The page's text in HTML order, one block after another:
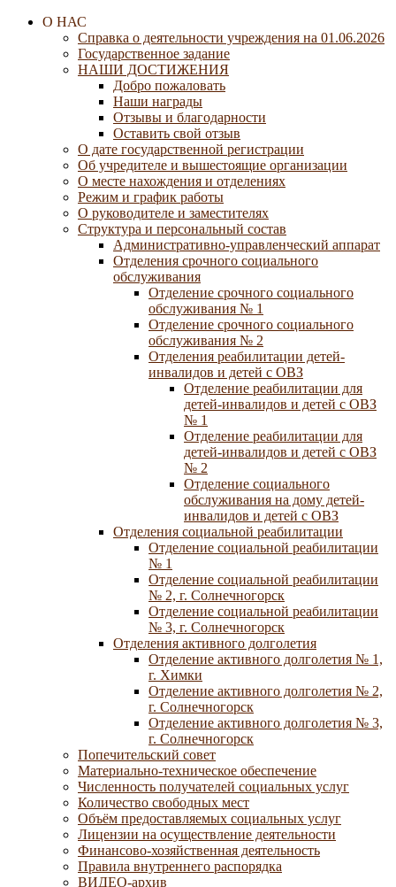
О НАС
Справка о деятельности учреждения на 01.06.2026
Государственное задание
НАШИ ДОСТИЖЕНИЯ
Добро пожаловать
Наши награды
Отзывы и благодарности
Оставить свой отзыв
О дате государственной регистрации
Об учредителе и вышестоящие организации
О месте нахождения и отделениях
Режим и график работы
О руководителе и заместителях
Структура и персональный состав
Административно-управленческий аппарат
Отделения срочного социального
обслуживания
Отделение срочного социального
обслуживания № 1
Отделение срочного социального
обслуживания № 2
Отделения реабилитации детей-
инвалидов и детей с ОВЗ
Отделение реабилитации для
детей-инвалидов и детей с ОВЗ
№ 1
Отделение реабилитации для
детей-инвалидов и детей с ОВЗ
№ 2
Отделение социального
обслуживания на дому детей-
инвалидов и детей с ОВЗ
Отделения социальной реабилитации
Отделение социальной реабилитации
№ 1
Отделение социальной реабилитации
№ 2, г. Солнечногорск
Отделение социальной реабилитации
№ 3, г. Солнечногорск
Отделения активного долголетия
Отделение активного долголетия № 1,
г. Химки
Отделение активного долголетия № 2,
г. Солнечногорск
Отделение активного долголетия № 3,
г. Солнечногорск
Попечительский совет
Материально-техническое обеспечение
Численность получателей социальных услуг
Количество свободных мест
Объём предоставляемых социальных услуг
Лицензии на осуществление деятельности
Финансово-хозяйственная деятельность
Правила внутреннего распорядка
ВИДЕО-архив